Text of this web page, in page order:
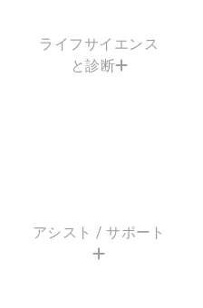
ライフサイエンス
と診断
アシスト / サポート